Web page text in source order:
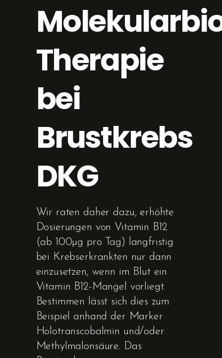
Therapie
bei
Brustkrebs
DKG
Wir raten daher dazu, erhöhte
Dosierungen von Vitamin B12
(ab 100µg pro Tag) langfristig
bei Krebserkrankten nur dann
einzusetzen, wenn im Blut ein
Vitamin B12-Mangel vorliegt.
Bestimmen lässt sich dies zum
Beispiel anhand der Marker
Holotranscobalmin und/oder
Methylmalonsäure. Das